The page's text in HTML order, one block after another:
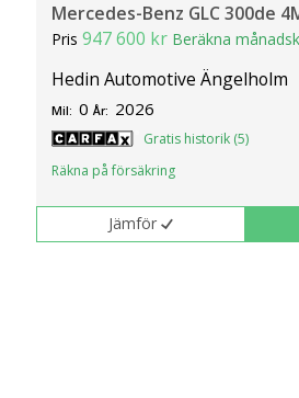
Mercedes-Benz GLC 300de
Pris947 600 kr Beräkna
Hedin Automotive Ängelholm
Mil: 0 År: 2026
Gratis historik (5)
Räkna på försäkring
Jämför